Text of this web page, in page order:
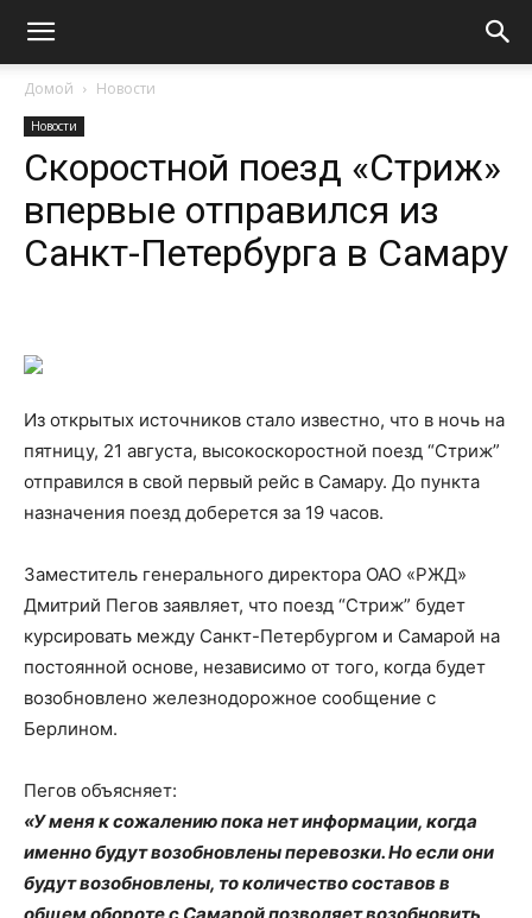
Домой Новости
Новости
Скоростной поезд «Стриж»
впервые отправился из
Санкт-Петербурга в Самару
Из открытых источников стало известно, что в ночь на
пятницу, 21 августа, высокоскоростной поезд “Стриж”
отправился в свой первый рейс в Самару. До пункта
назначения поезд доберется за 19 часов.
Заместитель генерального директора ОАО «РЖД»
Дмитрий Пегов заявляет, что поезд “Стриж” будет
курсировать между Санкт-Петербургом и Самарой на
постоянной основе, независимо от того, когда будет
возобновлено железнодорожное сообщение с
Берлином.
Пегов объясняет:
«У меня к сожалению пока нет информации, когда
именно будут возобновлены перевозки. Но если они
будут возобновлены, то количество составов в